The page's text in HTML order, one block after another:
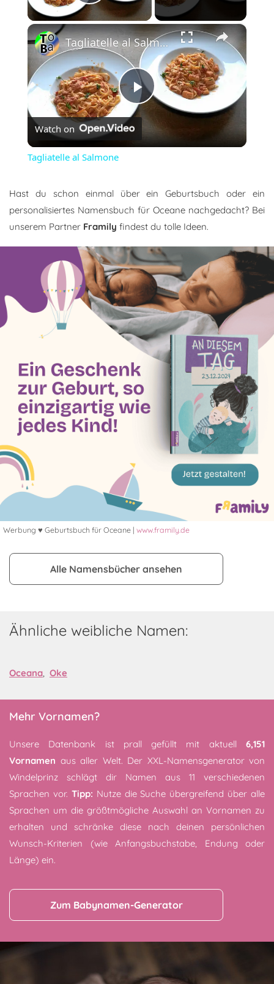
×
Play
Video
Tagliatelle al Salmone
Watch on
Tagliatelle al Salmone
Hast du schon einmal über ein Geburtsbuch oder ein
personalisiertes Namensbuch für Oceane nachgedacht? Bei
unserem Partner Framily findest du tolle Ideen.
Werbung ♥ Geburtsbuch für Oceane | www.framily.de
Alle Namensbücher ansehen
Ähnliche weibliche Namen:
Oceana, Oke
Mehr Vornamen?
Unsere Datenbank ist prall gefüllt mit aktuell 6,151
Vornamen aus aller Welt. Der XXL-Namensgenerator von
Windelprinz schlägt dir Namen aus 11 verschiedenen
Sprachen vor. Tipp: Nutze die Suche übergreifend über alle
Sprachen um die größtmögliche Auswahl an Vornamen zu
erhalten und schränke diese nach deinen persönlichen
Wunsch-Kriterien (wie Anfangsbuchstabe, Endung oder
Länge) ein.
Zum Babynamen-Generator